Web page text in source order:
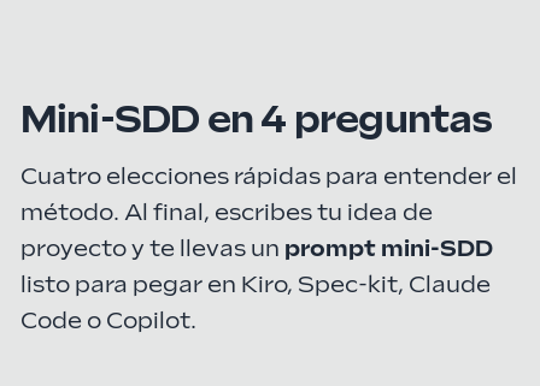
Mini-SDD en 4 preguntas
Cuatro elecciones rápidas para entender el
método. Al final, escribes tu idea de
proyecto y te llevas un prompt mini-SDD
listo para pegar en Kiro, Spec-kit, Claude
Code o Copilot.